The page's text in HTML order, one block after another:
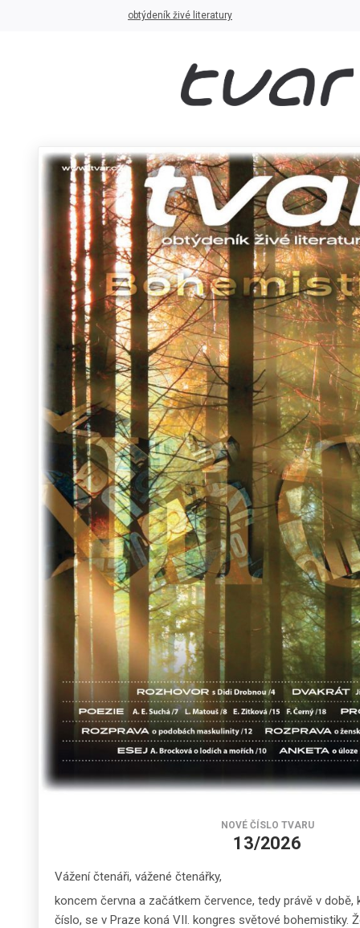
obtýdeník živé literatury
NOVÉ ČÍSLO TVARU
13/2026
Vážení čtenáři, vážené čtenářky,
koncem června a začátkem července, tedy právě v době,
číslo, se v Praze koná VII. kongres světové bohemistiky.